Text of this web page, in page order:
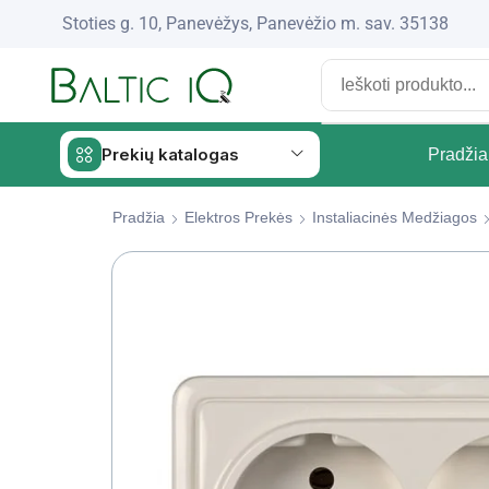
Stoties g. 10, Panevėžys, Panevėžio m. sav. 35138
Prekių katalogas Pradžia
Pradžia Elektros Prekės Instaliacinės Medžiagos